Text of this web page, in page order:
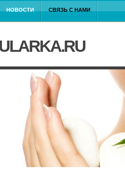
НОВОСТИ СВЯЗЬ С НАМИ